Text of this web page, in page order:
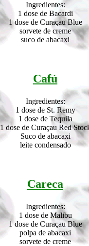
Ingredientes:
1 dose de Bacardi
1 dose de Curaçau Blue
sorvete de creme
suco de abacaxi
Cafú
Ingredientes:
1 dose de St. Remy
1 dose de Tequila
1 dose de Curaçau Red
Suco de abacaxi
leite condensado
Careca
Ingredientes:
1 dose de Malibu
1 dose de Curaçau Blue
polpa de abacaxi
sorvete de creme